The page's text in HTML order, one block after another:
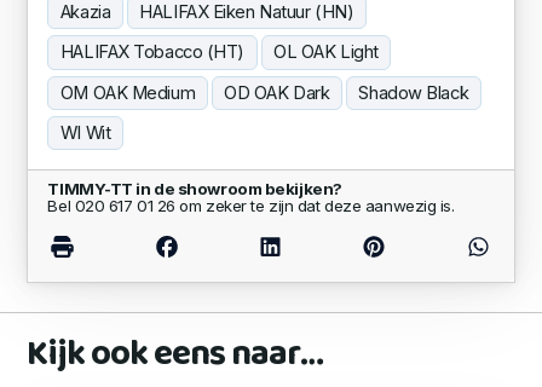
Akazia
HALIFAX Eiken Natuur (HN)
HALIFAX Tobacco (HT)
OL OAK Light
OM OAK Medium
OD OAK Dark
Shadow Black
WI Wit
TIMMY-TT in de showroom bekijken?
Bel 020 617 01 26 om zeker te zijn dat deze aanwezig is.
Kijk ook eens naar…